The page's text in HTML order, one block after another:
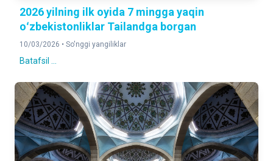
2026 yilning ilk oyida 7 mingga yaqin
oʻzbekistonliklar Tailandga borgan
10/03/2026 • So'nggi yangiliklar
Batafsil ...